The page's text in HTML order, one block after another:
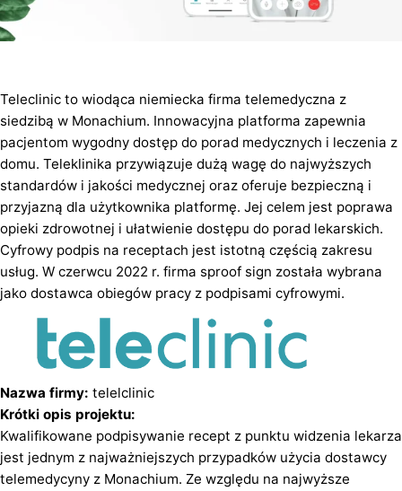
Teleclinic to wiodąca niemiecka firma telemedyczna z
siedzibą w Monachium. Innowacyjna platforma zapewnia
pacjentom wygodny dostęp do porad medycznych i leczenia z
domu. Teleklinika przywiązuje dużą wagę do najwyższych
standardów i jakości medycznej oraz oferuje bezpieczną i
przyjazną dla użytkownika platformę. Jej celem jest poprawa
opieki zdrowotnej i ułatwienie dostępu do porad lekarskich.
Cyfrowy podpis na receptach jest istotną częścią zakresu
usług. W czerwcu 2022 r. firma sproof sign została wybrana
jako dostawca obiegów pracy z podpisami cyfrowymi.
Nazwa firmy: telelclinic
Krótki opis projektu:
Kwalifikowane podpisywanie recept z punktu widzenia lekarza
jest jednym z najważniejszych przypadków użycia dostawcy
telemedycyny z Monachium. Ze względu na najwyższe